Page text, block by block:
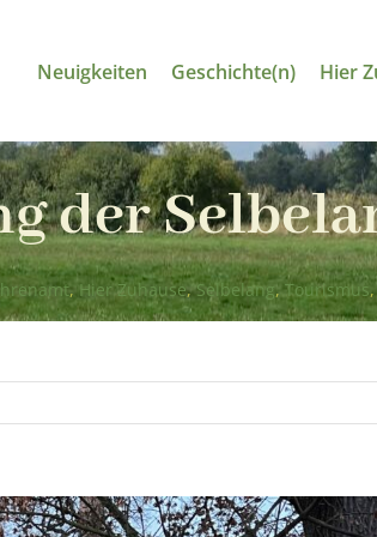
Neuigkeiten Geschichte(n) Hier
der
,Hier Zuhause,Selbelang,Tourismus,